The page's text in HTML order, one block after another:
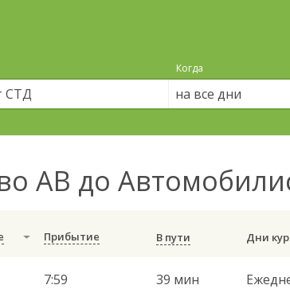
Когда
на все дни
АВ до
Прибытие В пути
7:59 39 мин